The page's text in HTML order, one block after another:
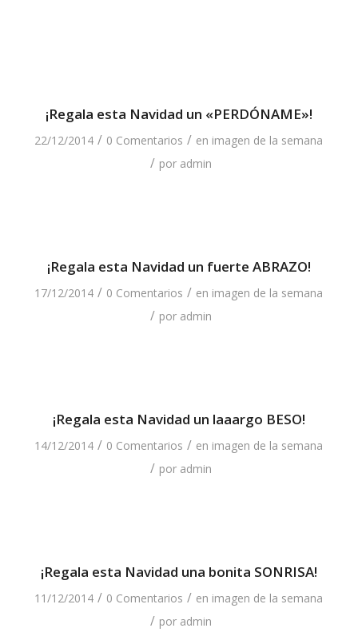
¡Regala esta Navidad un «PERDÓNAME»!
22/12/2014 / 0 Comentarios / en imagen de la semana
/ por admin
¡Regala esta Navidad un fuerte ABRAZO!
17/12/2014 / 0 Comentarios / en imagen de la semana
/ por admin
¡Regala esta Navidad un laaargo BESO!
14/12/2014 / 0 Comentarios / en imagen de la semana
/ por admin
¡Regala esta Navidad una bonita SONRISA!
11/12/2014 / 0 Comentarios / en imagen de la semana
/ por admin